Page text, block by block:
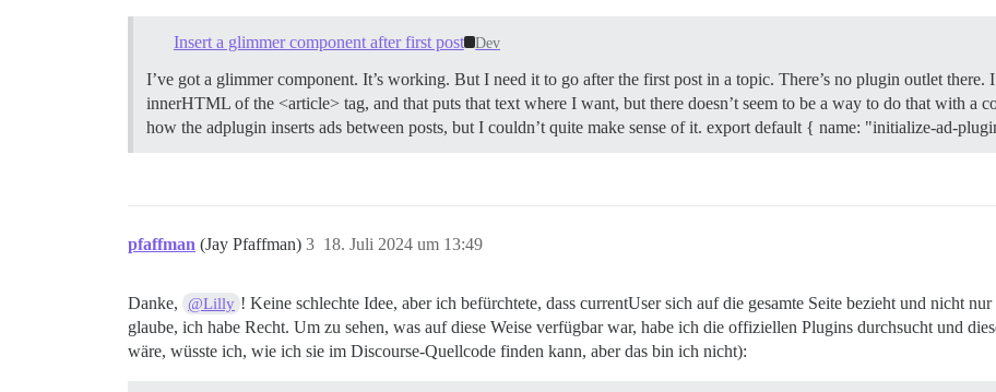
Insert a glimmer component after first post Dev
I’ve got a glimmer component. It’s working. But I need it to go after the first post in a topic. There’s no plugin outlet
innerHTML of the <article> tag, and that puts that text where I want, but there doesn’t seem to be a way to do that with a
how the adplugin inserts ads between posts, but I couldn’t quite make sense of it. export default { name: "initialize-ad-
pfaffman (Jay Pfaffman) 18. Juli 2024 um 13:49
3
Danke, @Lilly ! Keine schlechte Idee, aber ich befürchtete, dass currentUser sich auf die gesamte Seite bezieht und nicht
glaube, ich habe Recht. Um zu sehen, was auf diese Weise verfügbar war, habe ich die offiziellen Plugins durchsucht und
wäre, wüsste ich, wie ich sie im Discourse-Quellcode finden kann, aber das bin ich nicht):